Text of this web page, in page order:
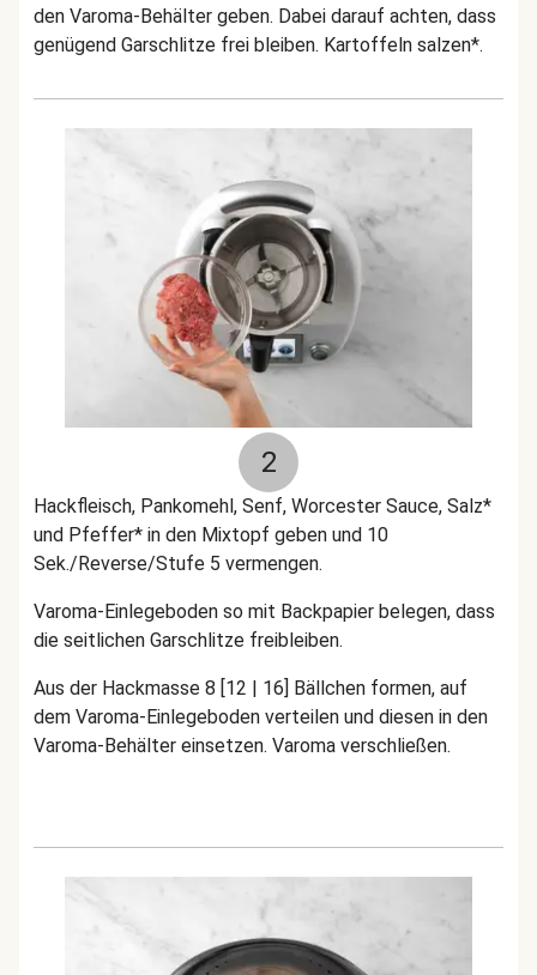
den Varoma-Behälter geben. Dabei darauf achten, dass
genügend Garschlitze frei bleiben. Kartoffeln salzen*.
2
Hackfleisch, Pankomehl, Senf, Worcester Sauce, Salz*
und Pfeffer* in den Mixtopf geben und 10
Sek./Reverse/Stufe 5 vermengen.
Varoma-Einlegeboden so mit Backpapier belegen, dass
die seitlichen Garschlitze freibleiben.
Aus der Hackmasse 8 [12 | 16] Bällchen formen, auf
dem Varoma-Einlegeboden verteilen und diesen in den
Varoma-Behälter einsetzen. Varoma verschließen.